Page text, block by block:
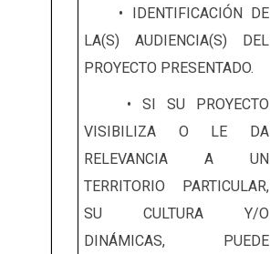
• IDENTIFICACIÓN DE
LA(S) AUDIENCIA(S) DEL
PROYECTO PRESENTADO.
• SI SU PROYECTO
VISIBILIZA O LE DA
RELEVANCIA A UN
TERRITORIO PARTICULAR,
SU CULTURA Y/O
DINÁMICAS, PUEDE